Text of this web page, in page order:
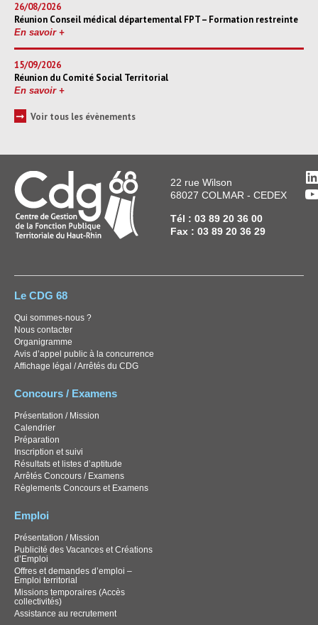
26/08/2026
Réunion Conseil médical départemental FPT – Formation restreinte
En savoir +
15/09/2026
Réunion du Comité Social Territorial
En savoir +
➞ Voir tous les évènements
22 rue Wilson
68027 COLMAR - CEDEX
Tél : 03 89 20 36 00
Fax : 03 89 20 36 29
Le CDG 68
Qui sommes-nous ?
Nous contacter
Organigramme
Avis d’appel public à la concurrence
Affichage légal / Arrêtés du CDG
Concours / Examens
Présentation / Mission
Calendrier
Préparation
Inscription et suivi
Résultats et listes d’aptitude
Arrêtés Concours / Examens
Règlements Concours et Examens
Emploi
Présentation / Mission
Publicité des Vacances et Créations
d’Emploi
Offres et demandes d’emploi –
Emploi territorial
Missions temporaires (Accès
collectivités)
Assistance au recrutement